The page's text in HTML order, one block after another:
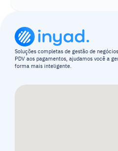
Soluções completas de gestão de
PDV aos pagamentos, ajudamos você a
forma mais inteligente.